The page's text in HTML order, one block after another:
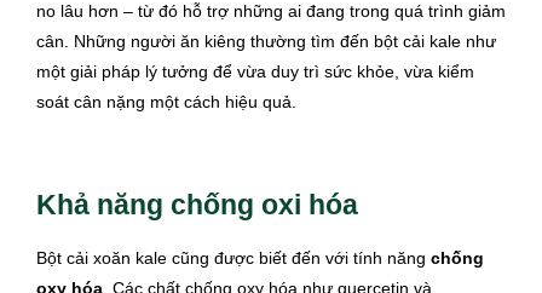
no lâu hơn – từ đó hỗ trợ những ai đang trong quá trình giảm
cân. Những người ăn kiêng thường tìm đến bột cải kale như
một giải pháp lý tưởng để vừa duy trì sức khỏe, vừa kiểm
soát cân nặng một cách hiệu quả.
Khả năng chống oxi hóa
Bột cải xoăn kale cũng được biết đến với tính năng chống
oxy hóa . Các chất chống oxy hóa như quercetin và